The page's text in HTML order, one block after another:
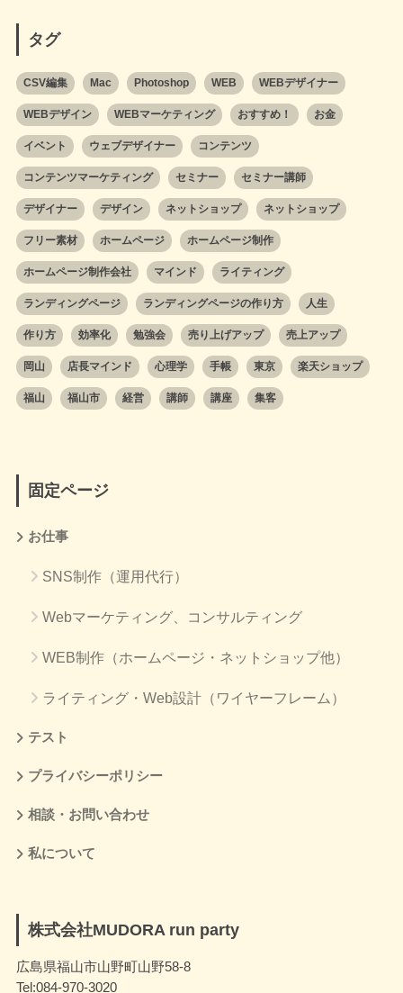
タグ
CSV編集 Mac Photoshop WEB WEBデザイナー
WEBデザイン WEBマーケティング おすすめ！ お金
イベント ウェブデザイナー コンテンツ
コンテンツマーケティング セミナー セミナー講師
デザイナー デザイン ネットショップ ネットショップ
フリー素材 ホームページ ホームページ制作
ホームページ制作会社 マインド ライティング
ランディングページ ランディングページの作り方 人生
作り方 効率化 勉強会 売り上げアップ 売上アップ
岡山 店長マインド 心理学 手帳 東京 楽天ショップ
福山 福山市 経営 講師 講座 集客
固定ページ
お仕事
SNS制作（運用代行）
Webマーケティング、コンサルティング
WEB制作（ホームページ・ネットショップ他）
ライティング・Web設計（ワイヤーフレーム）
テスト
プライバシーポリシー
相談・お問い合わせ
私について
株式会社MUDORA run party
広島県福山市山野町山野58-8
Tel:084-970-3020